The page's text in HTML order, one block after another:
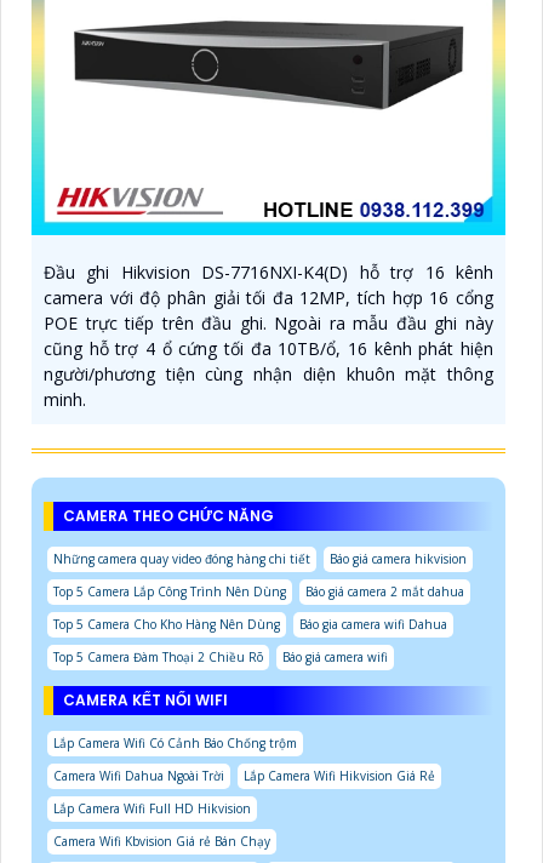
Đầu ghi Hikvision DS-7716NXI-K4(D) hỗ trợ 16 kênh
camera với độ phân giải tối đa 12MP, tích hợp 16 cổng
POE trực tiếp trên đầu ghi. Ngoài ra mẫu đầu ghi này
cũng hỗ trợ 4 ổ cứng tối đa 10TB/ổ, 16 kênh phát hiện
người/phương tiện cùng nhận diện khuôn mặt thông
minh.
CAMERA THEO CHỨC NĂNG
Những camera quay video đóng hàng chi tiết
Báo giá camera hikvision
Top 5 Camera Lắp Công Trình Nên Dùng
Báo giá camera 2 mắt dahua
Top 5 Camera Cho Kho Hàng Nên Dùng
Báo gia camera wifi Dahua
Top 5 Camera Đàm Thoại 2 Chiều Rõ
Báo giá camera wifi
CAMERA KẾT NỐI WIFI
Lắp Camera Wifi Có Cảnh Báo Chống trộm
Camera Wifi Dahua Ngoài Trời
Lắp Camera Wifi Hikvision Giá Rẻ
Lắp Camera Wifi Full HD Hikvision
Camera Wifi Kbvision Giá rẻ Bán Chạy